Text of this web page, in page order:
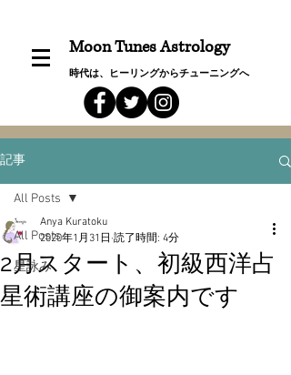
Moon Tunes Astrology
時代は、ヒーリングからチューニングへ
記事
All Posts
星詠み
All Posts
2月スタート、初級西洋占
星術講座の御案内です
Anya Kuratoku
2020年1月31日 読了時間: 4分